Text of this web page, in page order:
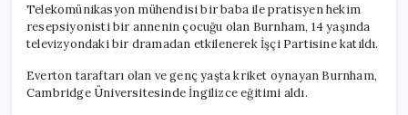
Telekomünikasyon mühendisi bir baba ile pratisyen hekim
resepsiyonisti bir annenin çocuğu olan Burnham, 14 yaşında
televizyondaki bir dramadan etkilenerek İşçi Partisine katıldı.
Everton taraftarı olan ve genç yaşta kriket oynayan Burnham,
Cambridge Üniversitesinde İngilizce eğitimi aldı.